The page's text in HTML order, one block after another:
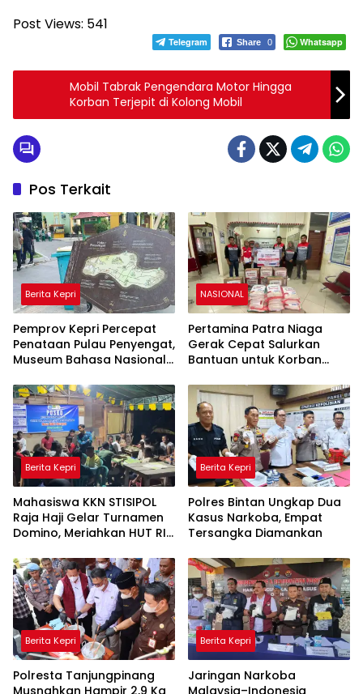
Post Views: 541
Telegram Share 0 Whatsapp
Mobil Tabrak Pengendara Motor Hingga
Korban Terjepit di Kolong Mobil
Pos Terkait
Berita Kepri
Pemprov Kepri Percepat
Penataan Pulau Penyengat,
Museum Bahasa Nasional
NASIONAL
Pertamina Patra Niaga
Gerak Cepat Salurkan
Bantuan untuk Korban
Berita Kepri
Mahasiswa KKN STISIPOL
Raja Haji Gelar Turnamen
Domino, Meriahkan HUT RI
Berita Kepri
Polres Bintan Ungkap Dua
Kasus Narkoba, Empat
Tersangka Diamankan
Berita Kepri
Polresta Tanjungpinang
Musnahkan Hampir 2,9 Kg
Berita Kepri
Jaringan Narkoba
Malaysia–Indonesia